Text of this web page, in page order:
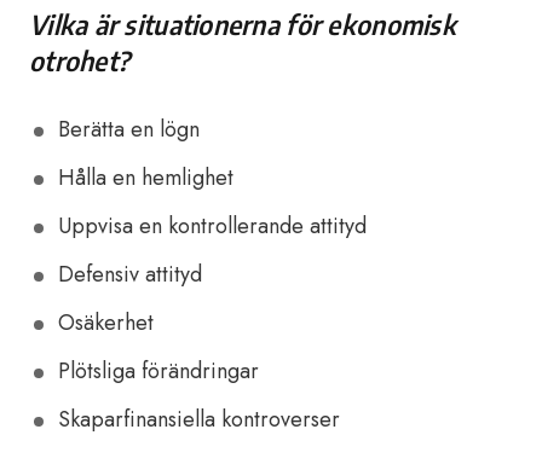
Vilka är situationerna för ekonomisk
otrohet?
Berätta en lögn
Hålla en hemlighet
Uppvisa en kontrollerande attityd
Defensiv attityd
Osäkerhet
Plötsliga förändringar
Skaparfinansiella kontroverser